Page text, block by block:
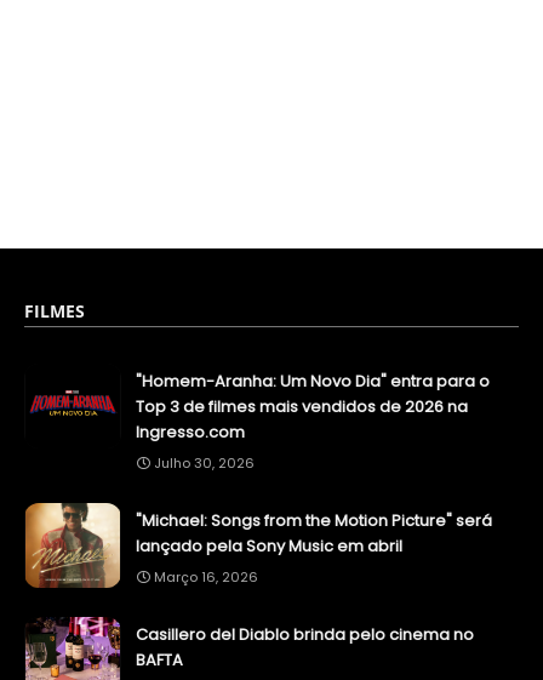
FILMES
"Homem-Aranha: Um Novo Dia" entra para o
Top 3 de filmes mais vendidos de 2026 na
Ingresso.com
Julho 30, 2026
"Michael: Songs from the Motion Picture" será
lançado pela Sony Music em abril
Março 16, 2026
Casillero del Diablo brinda pelo cinema no
BAFTA